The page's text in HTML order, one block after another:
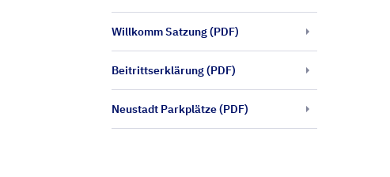
Willkomm Satzung (PDF)
Beitrittserklärung (PDF)
Neustadt Parkplätze (PDF)